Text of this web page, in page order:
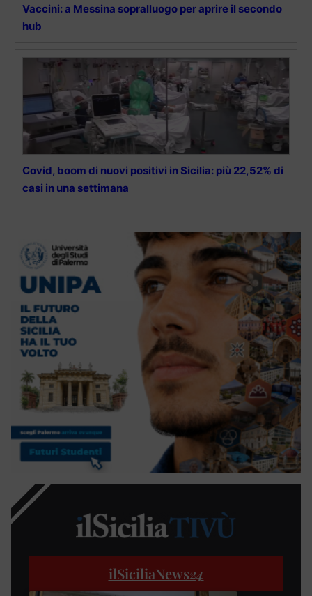
Vaccini: a Messina sopralluogo per aprire il secondo
hub
Covid, boom di nuovi positivi in Sicilia: più 22,52% di
casi in una settimana
ilSiciliaNews24